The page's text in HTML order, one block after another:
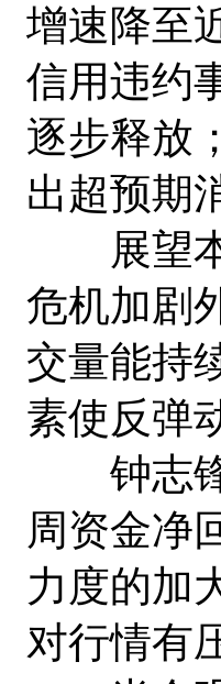
增速降至
信用违约
逐步释放
出超预期
展望本
危机加剧
交量能持
素使反弹
钟志锋
周资金净
力度的加
对行情有